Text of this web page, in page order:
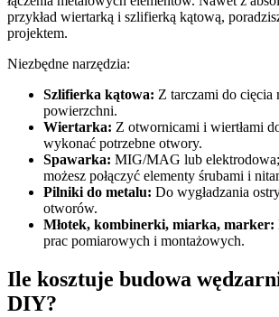
przykład wiertarką i szlifierką kątową,
projektem.
Niezbędne narzędzia:
Szlifierka kątowa: Z tarczami do cięcia
powierzchni.
Wiertarka: Z otwornicami i wiertłami
wykonać potrzebne otwory.
Spawarka: MIG/MAG lub
możesz połączyć elementy śrubami i
Pilniki do metalu: Do wygładzania
otworów.
Młotek, kombinerki, miarka, marker:
prac pomiarowych i montażowych.
Ile kosztuje budowa
DIY?